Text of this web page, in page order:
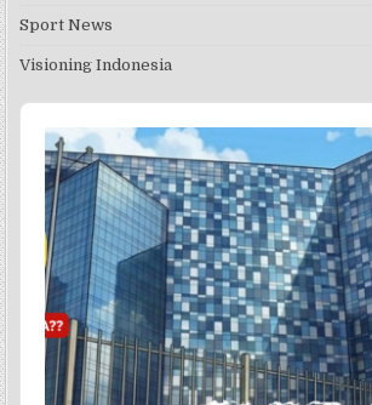
Sport News
Visioning Indonesia
Audio
Player